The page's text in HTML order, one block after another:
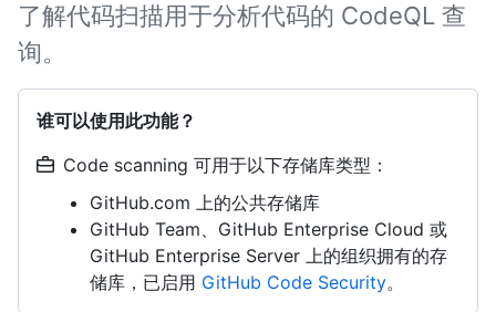
了解代码扫描用于分析代码的 CodeQL 查
询。
谁可以使用此功能？
Code scanning 可用于以下存储库类型：
GitHub.com 上的公共存储库
GitHub Team、GitHub Enterprise Cloud 或
GitHub Enterprise Server 上的组织拥有的存
储库，已启用 GitHub Code Security。